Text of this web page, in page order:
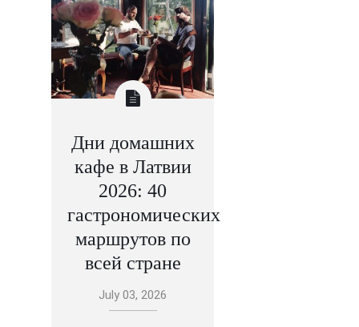
Дни домашних
кафе в Латвии
2026: 40
гастрономических
маршрутов по
всей стране
July 03, 2026